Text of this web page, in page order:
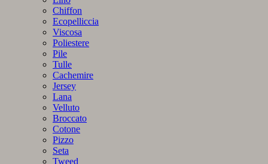
Chiffon
Ecopelliccia
Viscosa
Poliestere
Pile
Tulle
Cachemire
Jersey
Lana
Velluto
Broccato
Cotone
Pizzo
Seta
Tweed